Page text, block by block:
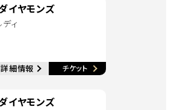
イヤモンズ
ィ
詳細情報
別ウィンドウで開く チケット 別ウィンドウで開く
イヤモンズ